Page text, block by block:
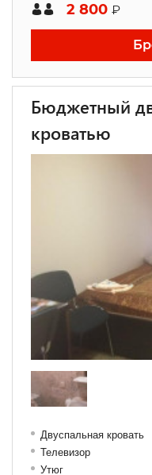
2 800 ₽
Бюджетный
кроватью
Двуспальная кровать
Телевизор
Утюг